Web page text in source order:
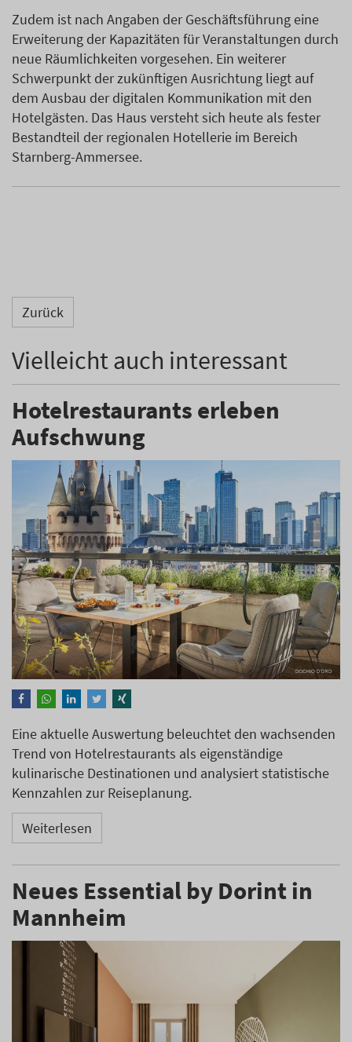
Zudem ist nach Angaben der Geschäftsführung eine
Erweiterung der Kapazitäten für Veranstaltungen durch
neue Räumlichkeiten vorgesehen. Ein weiterer
Schwerpunkt der zukünftigen Ausrichtung liegt auf
dem Ausbau der digitalen Kommunikation mit den
Hotelgästen. Das Haus versteht sich heute als fester
Bestandteil der regionalen Hotellerie im Bereich
Starnberg-Ammersee.
Zurück
Vielleicht auch interessant
Hotelrestaurants erleben
Aufschwung
Eine aktuelle Auswertung beleuchtet den wachsenden
Trend von Hotelrestaurants als eigenständige
kulinarische Destinationen und analysiert statistische
Kennzahlen zur Reiseplanung.
Weiterlesen
Neues Essential by Dorint in
Mannheim